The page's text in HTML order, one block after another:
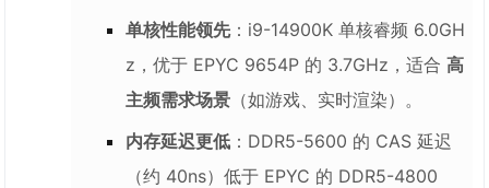
单核性能领先：i9-14900K 单核睿频 6.0GH
z，优于 EPYC 9654P 的 3.7GHz，适合高
主频需求场景 （如游戏、实时渲染）。
内存延迟更低 ：DDR5-5600 的 CAS 延迟
（约 40ns）低于 EPYC 的 DDR5-4800